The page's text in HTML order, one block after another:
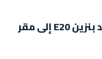
كجريوال يقود مسيرة ضد بنزين E20 إلى مقر